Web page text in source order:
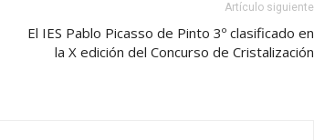
Artículo siguiente
El IES Pablo Picasso de Pinto 3º clasificado en
la X edición del Concurso de Cristalización